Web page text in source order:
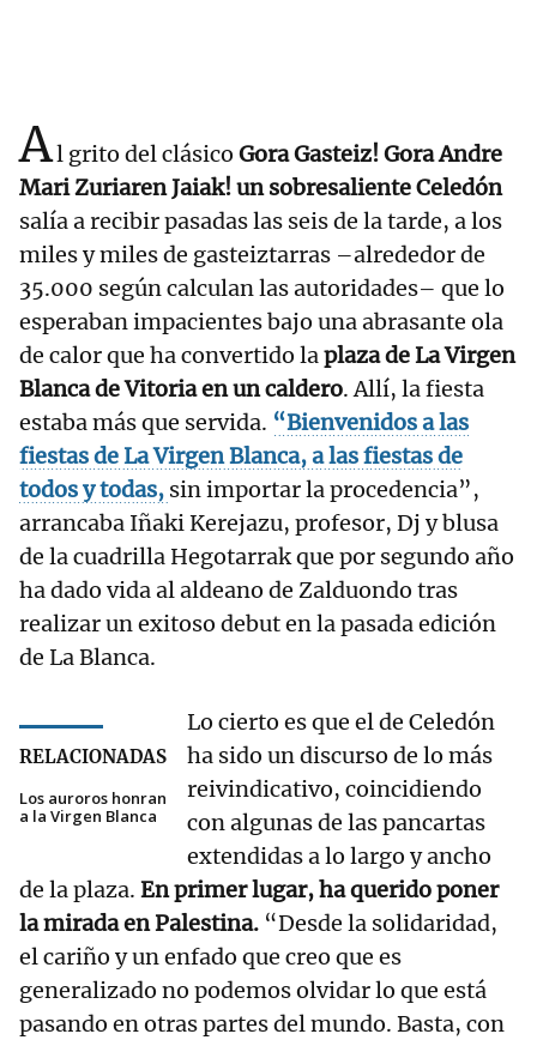
Al grito del clásico Gora Gasteiz! Gora Andre
Mari Zuriaren Jaiak! un sobresaliente Celedón
salía a recibir pasadas las seis de la tarde, a los
miles y miles de gasteiztarras –alrededor de
35.000 según calculan las autoridades– que lo
esperaban impacientes bajo una abrasante ola
de calor que ha convertido laplaza de La Virgen
Blanca de Vitoria en un caldero. Allí, la fiesta
estaba más que servida. “Bienvenidos a las
fiestas de La Virgen Blanca, a las fiestas de
todos y todas, sin importar la procedencia”,
arrancaba Iñaki Kerejazu, profesor, Dj y blusa
de la cuadrilla Hegotarrak que por segundo año
ha dado vida al aldeano de Zalduondo tras
realizar un exitoso debut en la pasada edición
de La Blanca.
RELACIONADAS
Los auroros honran
a la Virgen Blanca
Lo cierto es que el de Celedón
ha sido un discurso de lo más
reivindicativo, coincidiendo
con algunas de las pancartas
extendidas a lo largo y ancho
de la plaza. En primer lugar, ha querido poner
la mirada en Palestina. “Desde la solidaridad,
el cariño y un enfado que creo que es
generalizado no podemos olvidar lo que está
pasando en otras partes del mundo. Basta, con